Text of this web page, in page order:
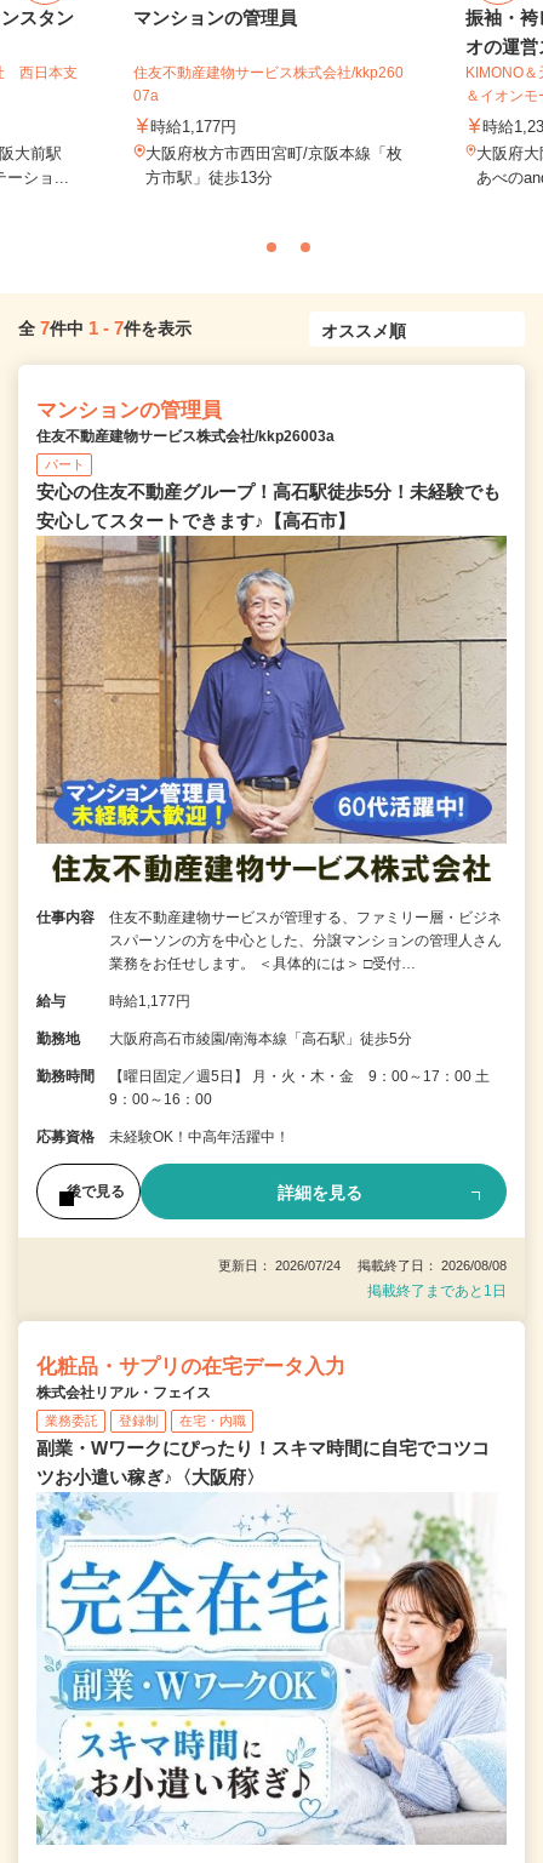
スタン
西日本支
大前駅
ショ...
マンションの管理員
住友不動産建物サービス株式会社/kkp260
07a
時給1,177円
大阪府枚方市西田宮町/京阪本線「枚
方市駅」徒歩13分
振袖・袴
オの運営
KIMONO
＆イオンモ
時給
大阪府
あべの
全 7件中 1 - 7件を表示
マンションの管理員
住友不動産建物サービス株式会社/kkp26003a
パート
安心の住友不動産グループ！高石駅徒歩5分！未経験でも
安心してスタートできます♪【高石市】
仕事内容
住友不動産建物サービスが管理する、ファミリー層・ビジネ
スパーソンの方を中心とした、分譲マンションの管理人さん
業務をお任せします。 ＜具体的には＞ □受付…
給与 時給1,177円
勤務地 大阪府高石市綾園/南海本線「高石駅」徒歩5分
勤務時間
【曜日固定／週5日】 月・火・木・金 9：00～17：00 土
9：00～16：00
応募資格 未経験OK！中高年活躍中！
後で見る 詳細を見る
更新日： 2026/07/24 掲載終了日： 2026/08/08
掲載終了まであと1日
化粧品・サプリの在宅データ入力
株式会社リアル・フェイス
業務委託 登録制 在宅・内職
副業・Wワークにぴったり！スキマ時間に自宅でコツコ
ツお小遣い稼ぎ♪〈大阪府〉